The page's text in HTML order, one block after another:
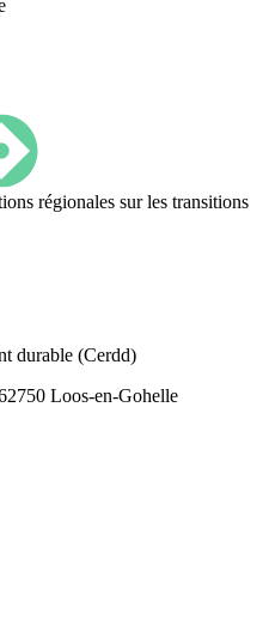
régionales sur les transitions
durable (Cerdd)
Loos-en-Gohelle